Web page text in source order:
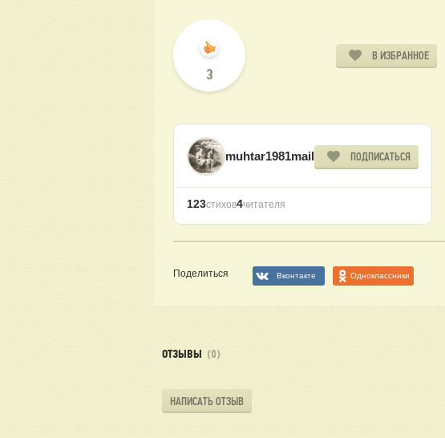
3
В ИЗБРАННОЕ
muhtar1981mail ПОДПИСАТЬСЯ
123стихов4читателя
Поделиться Вконтакте Одноклассники
ОТЗЫВЫ (0)
НАПИСАТЬ ОТЗЫВ